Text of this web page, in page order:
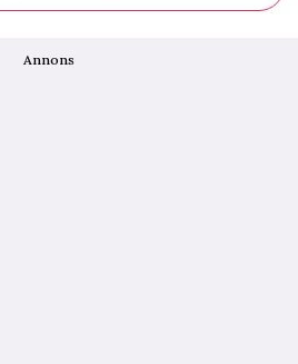
Annons